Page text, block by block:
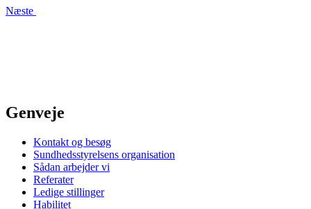
Næste
Genveje
Kontakt og besøg
Sundhedsstyrelsens organisation
Sådan arbejder vi
Referater
Ledige stillinger
Habilitet